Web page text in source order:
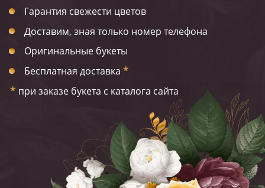
Гарантия свежести цветов
Доставим, зная только номер телефона
Оригинальные букеты
Бесплатная доставка *
* при заказе букета с каталога сайта